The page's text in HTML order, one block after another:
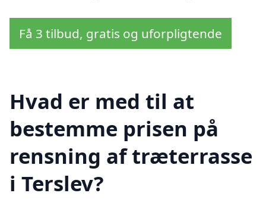
Få 3 tilbud, gratis og uforpligtende
Hvad er med til at
bestemme prisen på
rensning af træterrasse
i Terslev?